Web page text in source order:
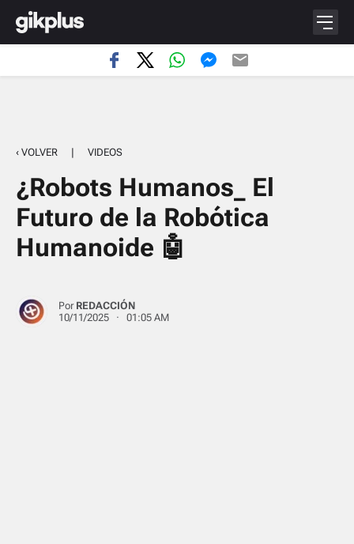
‹ VOLVER | VIDEOS
¿Robots Humanos_ El
Futuro de la Robótica
Humanoide 🤖
Por REDACCIÓN
10/11/2025 · 01:05 AM